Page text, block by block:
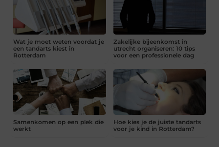
Wat je moet weten voordat je
een tandarts kiest in
Rotterdam
Zakelijke bijeenkomst in
utrecht organiseren: 10 tips
voor een professionele dag
Samenkomen op een plek die
werkt
Hoe kies je de juiste tandarts
voor je kind in Rotterdam?